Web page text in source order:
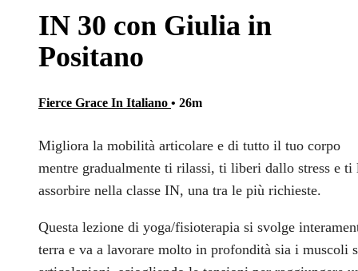
IN 30 con Giulia in
Positano
Fierce Grace In Italiano • 26m
Migliora la mobilità articolare e di tutto il tuo corpo
mentre gradualmente ti rilassi, ti liberi dallo stress e ti
assorbire nella classe IN, una tra le più richieste.
Questa lezione di yoga/fisioterapia si svolge
terra e va a lavorare molto in profondità sia i muscoli